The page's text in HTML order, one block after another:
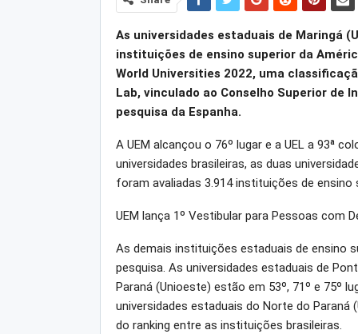
As universidades estaduais de Maringá
instituições de ensino superior da
World Universities 2022, uma
Lab, vinculado ao Conselho Superior de
pesquisa da Espanha.
A UEM alcançou o 76º lugar e a UEL a 93ª
universidades brasileiras, as duas
foram avaliadas 3.914 instituições de ensino
UEM lança 1º Vestibular para Pessoas com
As demais instituições estaduais de ensino
pesquisa. As universidades estaduais de
Paraná (Unioeste) estão em 53º, 71º e 75º
universidades estaduais do Norte do Paraná
do ranking entre as instituições brasileiras.